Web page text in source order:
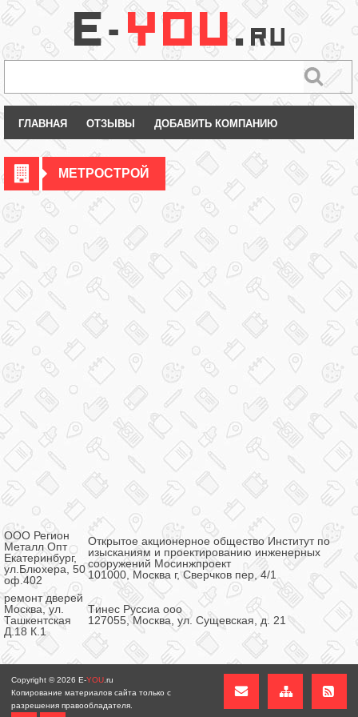
ГЛАВНАЯ ОТЗЫВЫ ДОБАВИТЬ КОМПАНИЮ
МЕТРОСТРОЙ
ООО Регион
Металл Опт
Екатеринбург,
ул.Блюхера, 50
оф.402
Открытое акционерное общество Институт по
изысканиям и проектированию инженерных
сооружений Мосинжпроект
101000, Москва г, Сверчков пер, 4/1
ремонт дверей
Москва, ул.
Ташкентская
Д.18 К.1
Tинес Руссиа ooo
127055, Москва, ул. Сущевская, д. 21
Copyright © 2026 E-YOU .ru
Копирование материалов сайта только с
разрешения правообладателя.